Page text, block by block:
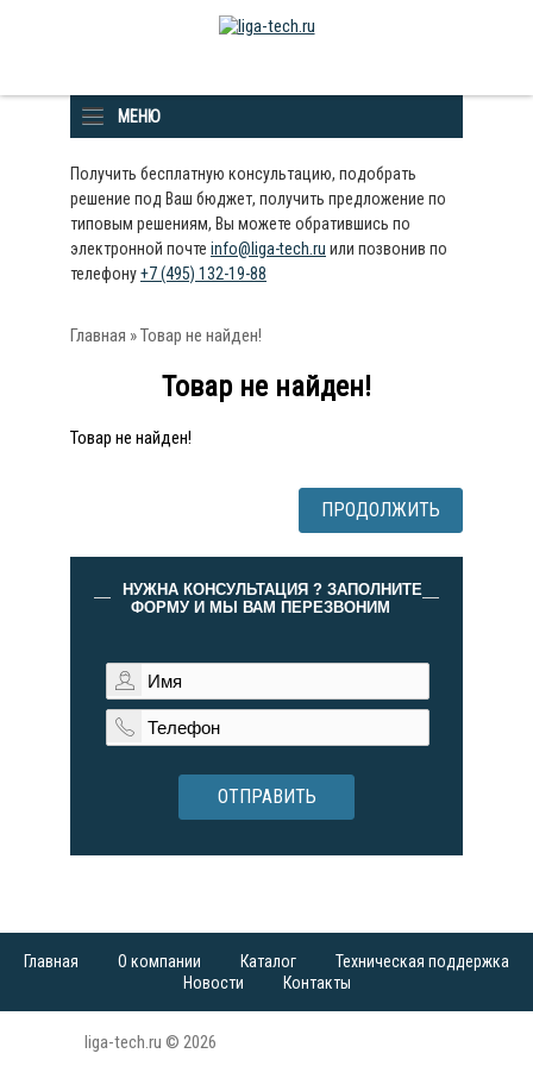
МЕНЮ
Получить бесплатную консультацию, подобрать
решение под Ваш бюджет, получить предложение по
типовым решениям, Вы можете обратившись по
электронной почте info@liga-tech.ru или позвонив по
телефону+7 (495) 132-19-88
Главная » Товар не найден!
Товар не найден!
Товар не найден!
ПРОДОЛЖИТЬ
НУЖНА КОНСУЛЬТАЦИЯ ? ЗАПОЛНИТЕ
ФОРМУ И МЫ ВАМ ПЕРЕЗВОНИМ
ОТПРАВИТЬ
Главная О компании Каталог
Техническая поддержка
Новости
Контакты
liga-tech.ru © 2026